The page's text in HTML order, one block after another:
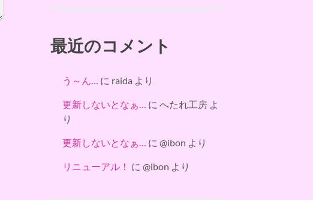
最近のコメント
う～ん… に raida より
更新しないとなぁ… に へたれ工房 よ
り
更新しないとなぁ… に @ibon より
リニューアル！ に @ibon より